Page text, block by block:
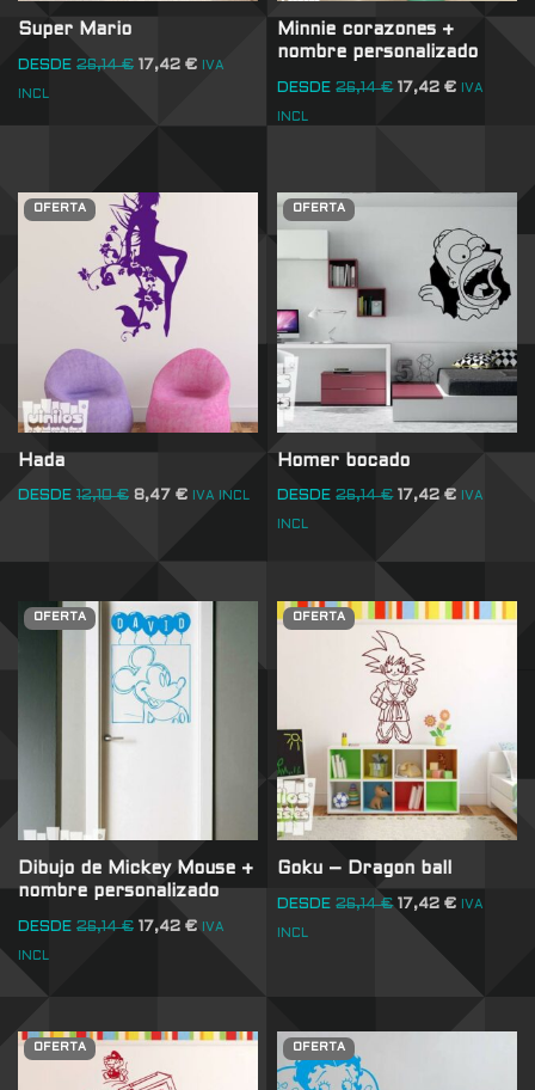
Super Mario
DESDE 26,14€ 17,42 € IVA
INCL
Minnie corazones +
nombre personalizado
DESDE 26,14€ 17,42€ IVA
INCL
OFERTA
Hada
DESDE 12,10€ 8,47 € IVA INCL
OFERTA
Homer bocado
DESDE 26,14€ 17,42€ IVA
INCL
OFERTA
Dibujo de Mickey Mouse +
nombre personalizado
DESDE 26,14€ 17,42 € IVA
INCL
OFERTA
Goku – Dragon ball
DESDE 26,14€ 17,42€ IVA
INCL
OFERTA OFERTA